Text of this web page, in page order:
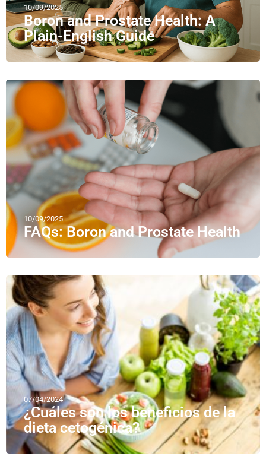
10/09/2025
Boron and Prostate Health: A
Plain-English Guide
10/09/2025
FAQs: Boron and Prostate Health
07/04/2024
¿Cuáles son los beneficios de la
dieta cetogénica?